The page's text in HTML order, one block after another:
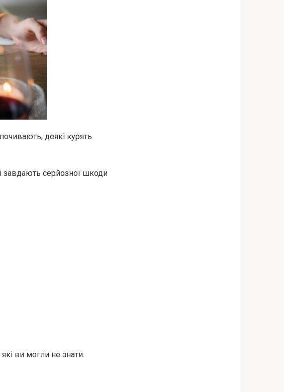
деякі курять
завдають серйозної шкоди
ви могли не знати.